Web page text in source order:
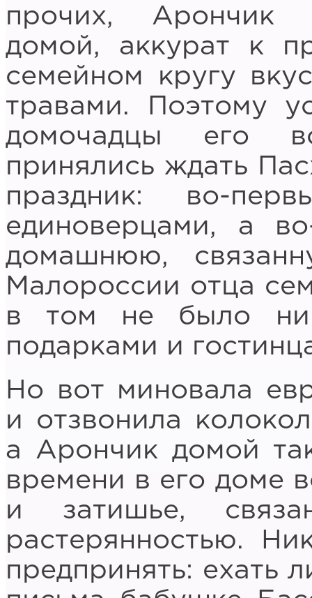
прочих, Арончик
домой, аккурат к
семейном кругу
травами. Поэтому
домочадцы его
принялись ждать
праздник: во-
единоверцами, а
домашнюю,
Малороссии отца
в том не было ни
подарками и
Но вот миновала
и отзвонила
а Арончик домой
времени в его доме
и затишье,
растерянностью.
предпринять: ехать